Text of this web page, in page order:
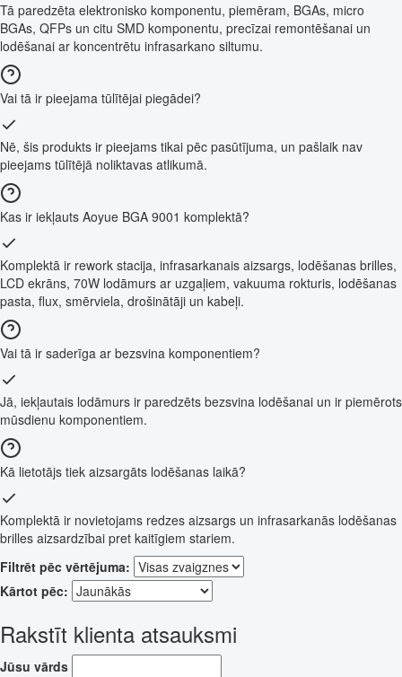
Tā paredzēta elektronisko komponentu, piemēram, BGAs, micro
BGAs, QFPs un citu SMD komponentu, precīzai remontēšanai un
lodēšanai ar koncentrētu infrasarkano siltumu.
Vai tā ir pieejama tūlītējai piegādei?
Nē, šis produkts ir pieejams tikai pēc pasūtījuma, un pašlaik nav
pieejams tūlītējā noliktavas atlikumā.
Kas ir iekļauts Aoyue BGA 9001 komplektā?
Komplektā ir rework stacija, infrasarkanais aizsargs, lodēšanas brilles,
LCD ekrāns, 70W lodāmurs ar uzgaļiem, vakuuma rokturis, lodēšanas
pasta, flux, smērviela, drošinātāji un kabeļi.
Vai tā ir saderīga ar bezsvina komponentiem?
Jā, iekļautais lodāmurs ir paredzēts bezsvina lodēšanai un ir piemērots
mūsdienu komponentiem.
Kā lietotājs tiek aizsargāts lodēšanas laikā?
Komplektā ir novietojams redzes aizsargs un infrasarkanās lodēšanas
brilles aizsardzībai pret kaitīgiem stariem.
Filtrēt pēc vērtējuma:
Kārtot pēc:
Rakstīt klienta atsauksmi
Jūsu vārds